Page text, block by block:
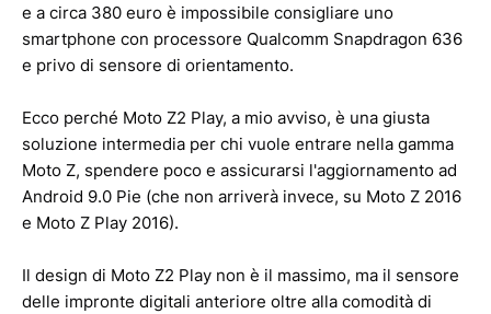
e a circa 380 euro è impossibile consigliare uno
smartphone con processore Qualcomm Snapdragon 636
e privo di sensore di orientamento.
Ecco perché Moto Z2 Play, a mio avviso, è una giusta
soluzione intermedia per chi vuole entrare nella gamma
Moto Z, spendere poco e assicurarsi l'aggiornamento ad
Android 9.0 Pie (che non arriverà invece, su Moto Z 2016
e Moto Z Play 2016).
Il design di Moto Z2 Play non è il massimo, ma il sensore
delle impronte digitali anteriore oltre alla comodità di